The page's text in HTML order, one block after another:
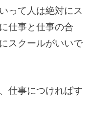
って人は絶対にス
仕事と仕事の合
スクールがいいで
仕事につければす